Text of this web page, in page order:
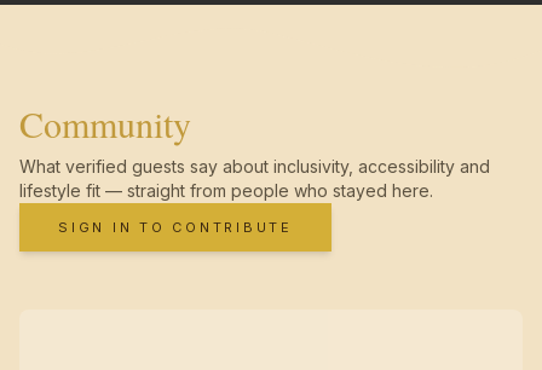
Community
What verified guests say about inclusivity, accessibility and
lifestyle fit — straight from people who stayed here.
SIGN IN TO CONTRIBUTE